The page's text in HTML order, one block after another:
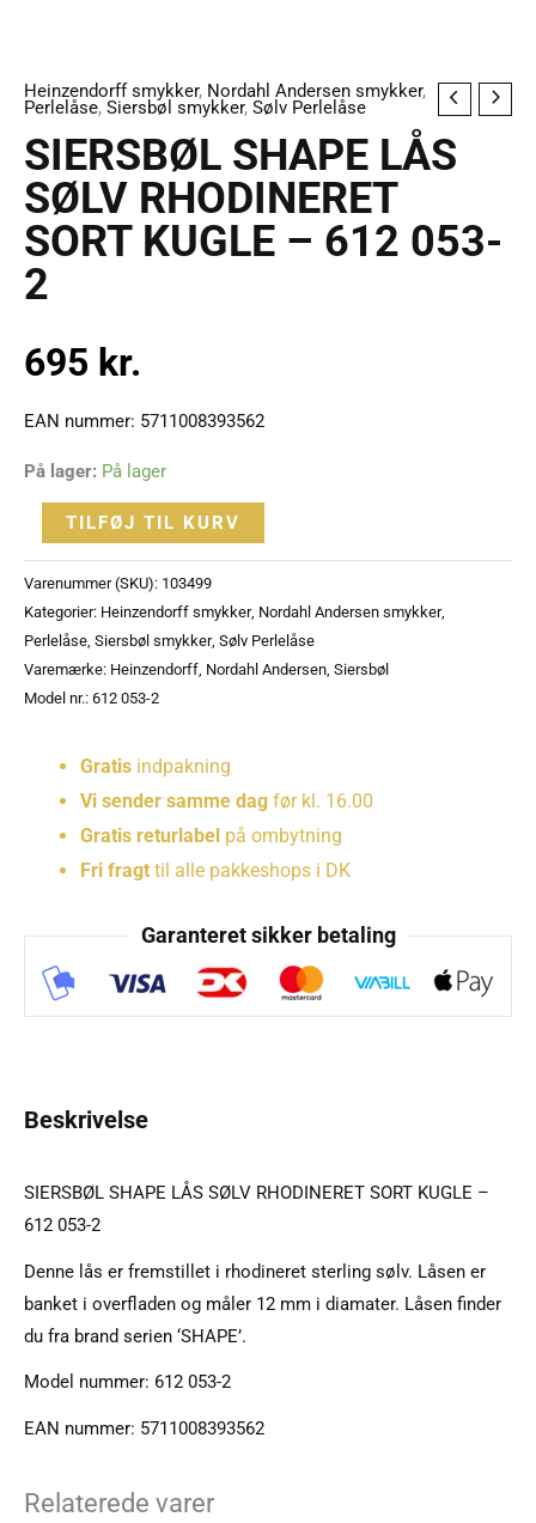
Heinzendorff smykker, Nordahl Andersen smykker,
Perlelåse, Siersbøl smykker, Sølv Perlelåse
SIERSBØL SHAPE LÅS
SØLV RHODINERET
SORT KUGLE – 612 053-
2
695 kr.
EAN nummer: 5711008393562
På lager: På lager
SIERSBØL
LÅS
SØLV
RHODINERET
SORT
KUGLE
612
2
TILFØJ TIL KURV
Varenummer (SKU): 103499
Kategorier: Heinzendorff smykker, Nordahl Andersen smykker,
Perlelåse Siersbøl smykker, Sølv Perlelåse
Varemærke: Heinzendorff Nordahl Andersen Siersbøl
Model nr.: 612 053-2
Gratis indpakning
Vi sender samme dag før kl. 16.00
Gratis returlabel på ombytning
Fri fragt til alle pakkeshops i DK
Garanteret sikker betaling
Beskrivelse
SIERSBØL SHAPE LÅS SØLV RHODINERET SORT KUGLE –
612 053-2
Denne lås er fremstillet i rhodineret sterling sølv. Låsen er
banket i overfladen og måler 12 mm i diamater. Låsen finder
du fra brand serien ‘SHAPE’.
Model nummer: 612 053-2
EAN nummer: 5711008393562
Relaterede varer